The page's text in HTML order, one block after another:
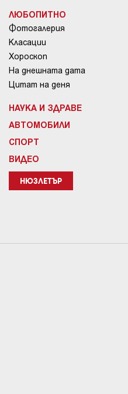
ЛЮБОПИТНО
Фотогалерия
Класации
Хороскоп
На днешната дата
Цитат на деня
НАУКА И ЗДРАВЕ
АВТОМОБИЛИ
СПОРТ
ВИДЕО
НЮЗЛЕТЪР